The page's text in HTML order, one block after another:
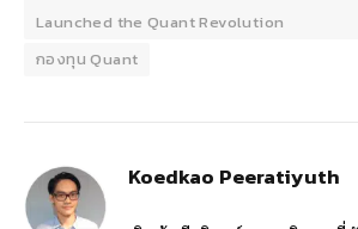
Launched the Quant Revolution
กองทุน Quant
Koedkao Peeratiyuth